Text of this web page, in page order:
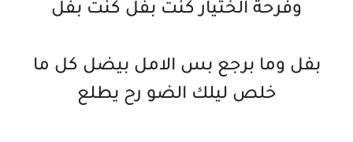
وفرحة الختيار كنت بفل كنت بفل
بفل وما برجع بس الامل بيضل كل ما
خلص ليلك الضو رح يطلع